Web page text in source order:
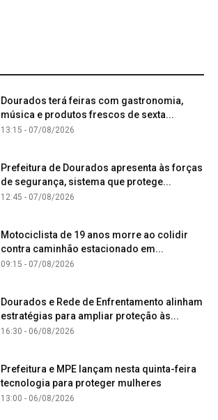
Dourados terá feiras com gastronomia,
música e produtos frescos de sexta...
13:15 - 07/08/2026
Prefeitura de Dourados apresenta às forças
de segurança, sistema que protege...
12:45 - 07/08/2026
Motociclista de 19 anos morre ao colidir
contra caminhão estacionado em...
09:15 - 07/08/2026
Dourados e Rede de Enfrentamento alinham
estratégias para ampliar proteção às...
16:30 - 06/08/2026
Prefeitura e MPE lançam nesta quinta-feira
tecnologia para proteger mulheres
13:00 - 06/08/2026